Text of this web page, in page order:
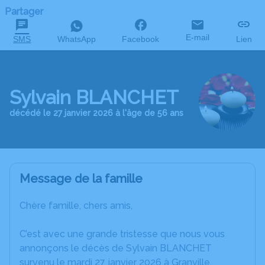
Partager
SMS WhatsApp Facebook E-mail Lien
Sylvain BLANCHET
décédé le 27 janvier 2026 à l'âge de 56 ans
Message de la famille
Chère famille, chers amis,
C’est avec une grande tristesse que nous vous
annonçons le décès de Sylvain BLANCHET
survenu le mardi 27 janvier 2026 à Granville.